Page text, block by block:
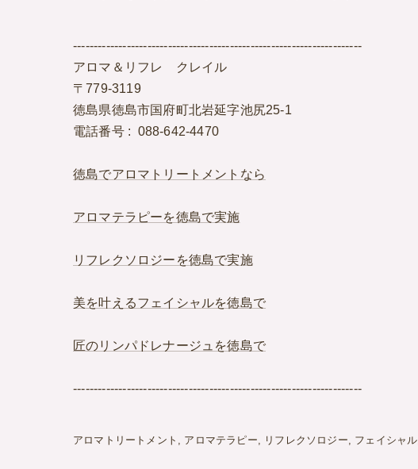
----------------------------------------------------------------------
アロマ＆リフレ クレイル
〒779-3119
徳島県徳島市国府町北岩延字池尻25-1
電話番号 : 088-642-4470
徳島でアロマトリートメントなら
アロマテラピーを徳島で実施
リフレクソロジーを徳島で実施
美を叶えるフェイシャルを徳島で
匠のリンパドレナージュを徳島で
----------------------------------------------------------------------
アロマトリートメント アロマテラピー リフレクソロジー フェイシャル